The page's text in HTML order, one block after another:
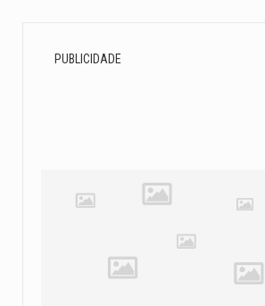
PUBLICIDADE